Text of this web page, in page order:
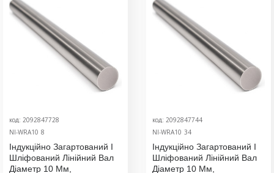
код: 2092847728
NI-WRA10_8
Індукційно Загартований І
Шліфований Лінійний Вал
Діаметр 10 Мм,
код: 2092847744
NI-WRA10_34
Індукційно Загартований І
Шліфований Лінійний Вал
Діаметр 10 Мм,